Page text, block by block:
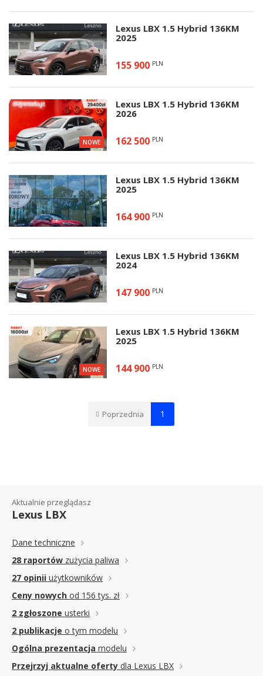
Lexus LBX 1.5 Hybrid 136KM
2025
155 900 PLN
NOWE
Lexus LBX 1.5 Hybrid 136KM
2026
162 500 PLN
Lexus LBX 1.5 Hybrid 136KM
2025
164 900 PLN
Lexus LBX 1.5 Hybrid 136KM
2024
147 900 PLN
NOWE
Lexus LBX 1.5 Hybrid 136KM
2025
144 900 PLN
Poprzednia 1
Aktualnie przeglądasz
Lexus LBX
Dane techniczne
28 raportów zużycia paliwa
27 opinii użytkowników
Ceny nowych od 156 tys. zł
2 zgłoszone usterki
2 publikacje o tym modelu
Ogólna prezentacja modelu
Przejrzyj aktualne oferty dla Lexus LBX